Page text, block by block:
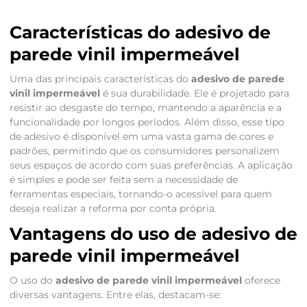
Características do adesivo de
parede vinil impermeável
Uma das principais características do adesivo de parede
vinil impermeável é sua durabilidade. Ele é projetado para
resistir ao desgaste do tempo, mantendo a aparência e a
funcionalidade por longos períodos. Além disso, esse tipo
de adesivo é disponível em uma vasta gama de cores e
padrões, permitindo que os consumidores personalizem
seus espaços de acordo com suas preferências. A aplicação
é simples e pode ser feita sem a necessidade de
ferramentas especiais, tornando-o acessível para quem
deseja realizar a reforma por conta própria.
Vantagens do uso de adesivo de
parede vinil impermeável
O uso do adesivo de parede vinil impermeável oferece
diversas vantagens. Entre elas, destacam-se: